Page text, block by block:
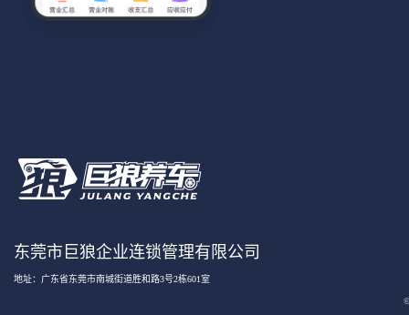
东莞市巨狼企业连锁管理有限公司
地址：广东省东莞市南城街道胜和路3号2栋601室